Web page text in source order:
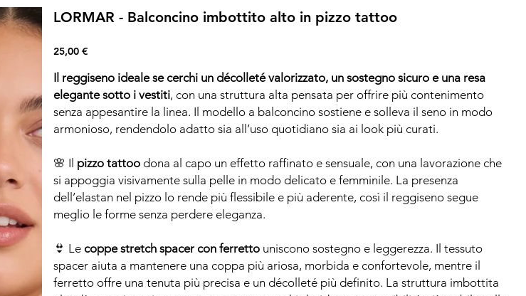
LORMAR - Balconcino imbottito alto in pizzo tattoo
Prezzo
25,00 €
Il reggiseno ideale se cerchi un décolleté valorizzato, un sostegno sicuro e una resa
elegante sotto i vestiti, con una struttura alta pensata per offrire più contenimento
senza appesantire la linea. Il modello a balconcino sostiene e solleva il seno in modo
armonioso, rendendolo adatto sia all’uso quotidiano sia ai look più curati.
🌸 Il pizzo tattoo dona al capo un effetto raffinato e sensuale, con una lavorazione che
si appoggia visivamente sulla pelle in modo delicato e femminile. La presenza
dell’elastan nel pizzo lo rende più flessibile e più aderente, così il reggiseno segue
meglio le forme senza perdere eleganza.
👙 Le coppe stretch spacer con ferretto uniscono sostegno e leggerezza. Il tessuto
spacer aiuta a mantenere una coppa più ariosa, morbida e confortevole, mentre il
ferretto offre una tenuta più precisa e un décolleté più definito. La struttura imbottita